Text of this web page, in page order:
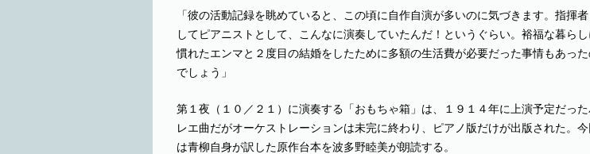
「彼の活動記録を眺めていると、この頃に自作自演が多いのに気づきます。指揮者
してピアニストとして、こんなに演奏していたんだ！というぐらい。裕福な暮らし
慣れたエンマと２度目の結婚をしたために多額の生活費が必要だった事情もあっ
でしょう」
第１夜（１０／２１）に演奏する「おもちゃ箱」は、１９１４年に上演予定だっ
レエ曲だがオーケストレーションは未完に終わり、ピアノ版だけが出版された。今
は青柳自身が訳した原作台本を波多野睦美が朗読する。